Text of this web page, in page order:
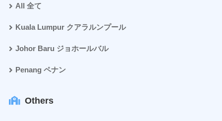
All 全て
Kuala Lumpur クアラルンプール
Johor Baru ジョホールバル
Penang ペナン
Others